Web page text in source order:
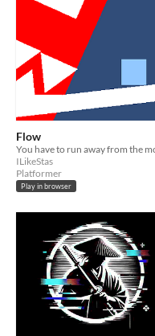
Flow
ILikeStas
Platformer
Play in browser